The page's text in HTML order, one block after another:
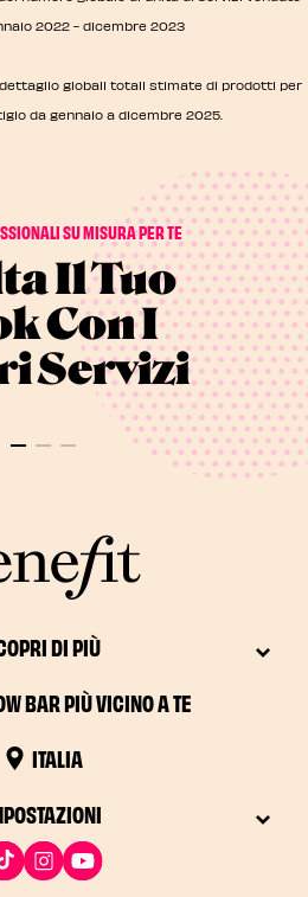
2022 - dicembre 2023
globali totali stimate di prodotti per
da gennaio a dicembre 2025.
SU MISURA PER TE
Il Tuo
Con I
Servizi
DI PIÙ
BAR PIÙ VICINO A TE
ITALIA